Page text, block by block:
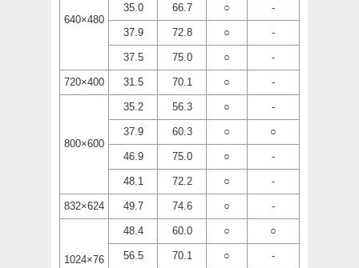
640×480
35.0 66.7 ○ -
37.9 72.8 ○ -
37.5 75.0 ○ -
720×400 31.5 70.1 ○ -
800×600
35.2 56.3 ○ -
37.9 60.3 ○ ○
46.9 75.0 ○ -
48.1 72.2 ○ -
832×624 49.7 74.6 ○ -
1024×76
48.4 60.0 ○ ○
56.5 70.1 ○ -